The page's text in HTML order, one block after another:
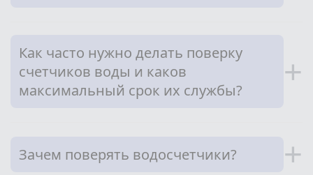
Как часто нужно делать поверку
счетчиков воды и каков
максимальный срок их службы?
+
Зачем поверять водосчетчики? +